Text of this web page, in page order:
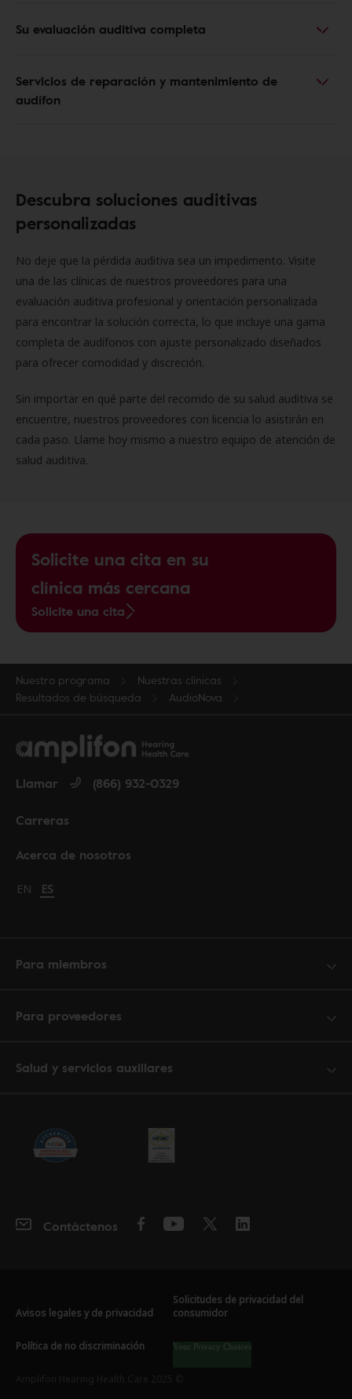
Su evaluación auditiva completa
Servicios de reparación y mantenimiento de
audífon
Descubra soluciones auditivas
personalizadas
No deje que la pérdida auditiva sea un impedimento. Visite
una de las clínicas de nuestros proveedores para una
evaluación auditiva profesional y orientación personalizada
para encontrar la solución correcta, lo que incluye una gama
completa de audífonos con ajuste personalizado diseñados
para ofrecer comodidad y discreción.
Sin importar en qué parte del recorrido de su salud auditiva se
encuentre, nuestros proveedores con licencia lo asistirán en
cada paso. Llame hoy mismo a nuestro equipo de atención de
salud auditiva.
Solicite una cita en su
clínica más cercana
Solicite una cita
Nuestro programa
Nuestras clínicas
Resultados de búsqueda
AudioNova
Acerca de nosotros
Carreras
Llamar (866) 932-0329
Change language to English
EN Cambiar idioma a español
ES
Para miembros
Para proveedores
Salud y servicios auxiliares
Contáctenos
Avisos legales y de privacidad
Solicitudes de privacidad del
consumidor
Política de no discriminación Your Privacy Choices